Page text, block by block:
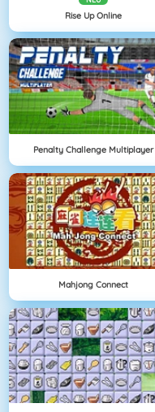
Rise Up Online
Penalty Challenge Multiplayer
Mahjong Connect